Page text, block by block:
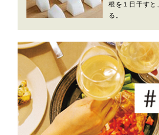
根を１日干すと
る。